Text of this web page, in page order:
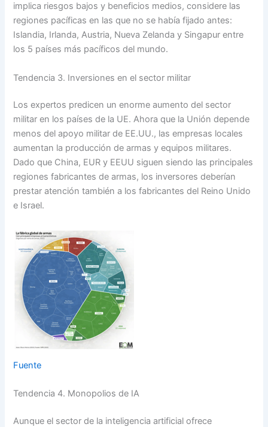
implica riesgos bajos y beneficios medios, considere las
regiones pacíficas en las que no se había fijado antes:
Islandia, Irlanda, Austria, Nueva Zelanda y Singapur entre
los 5 países más pacíficos del mundo.
Tendencia 3. Inversiones en el sector militar
Los expertos predicen un enorme aumento del sector
militar en los países de la UE. Ahora que la Unión depende
menos del apoyo militar de EE.UU., las empresas locales
aumentan la producción de armas y equipos militares.
Dado que China, EUR y EEUU siguen siendo las principales
regiones fabricantes de armas, los inversores deberían
prestar atención también a los fabricantes del Reino Unido
e Israel.
Fuente
Tendencia 4. Monopolios de IA
Aunque el sector de la inteligencia artificial ofrece